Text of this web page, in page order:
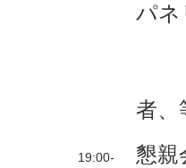
パネ
他
者、
19:00-
懇